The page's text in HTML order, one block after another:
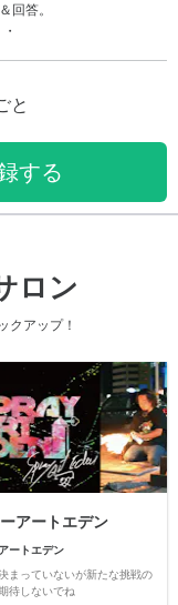
回答。
と
する
ロン
クアップ！
アートエデン
ートエデン
まっていないが新たな挑戦の
待しないでね